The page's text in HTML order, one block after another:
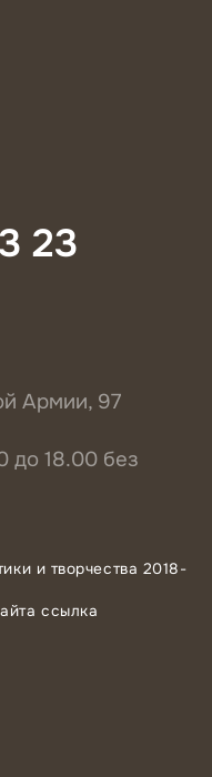
23
Армии, 97
до 18.00 без
и творчества 2018-
ссылка